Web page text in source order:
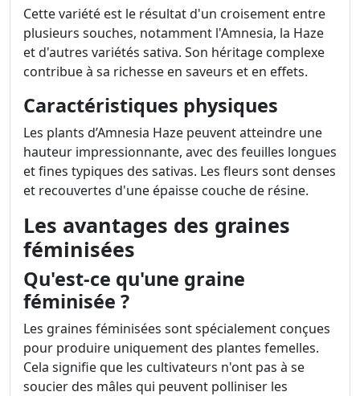
Cette variété est le résultat d'un croisement entre
plusieurs souches, notamment l'Amnesia, la Haze
et d'autres variétés sativa. Son héritage complexe
contribue à sa richesse en saveurs et en effets.
Caractéristiques physiques
Les plants d’Amnesia Haze peuvent atteindre une
hauteur impressionnante, avec des feuilles longues
et fines typiques des sativas. Les fleurs sont denses
et recouvertes d'une épaisse couche de résine.
Les avantages des graines
féminisées
Qu'est-ce qu'une graine
féminisée ?
Les graines féminisées sont spécialement conçues
pour produire uniquement des plantes femelles.
Cela signifie que les cultivateurs n'ont pas à se
soucier des mâles qui peuvent polliniser les